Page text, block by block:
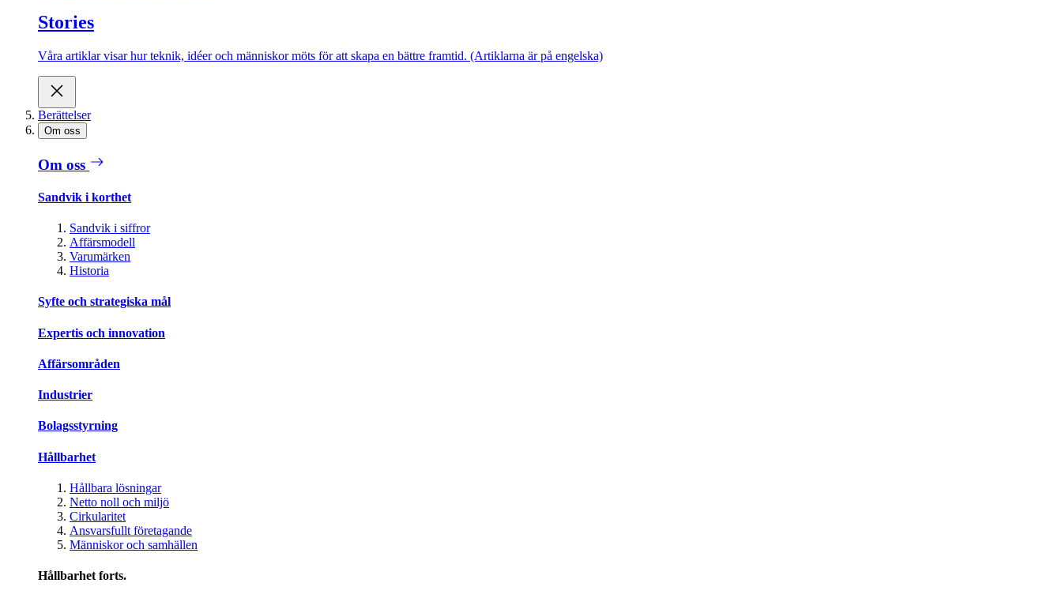
Stories
Våra artiklar visar hur teknik, idéer och människor möts för att skapa en bättre framtid. (Artiklarna är på engelska)
Berättelser
Om oss
Om oss
Sandvik i korthet
Sandvik i siffror
Affärsmodell
Varumärken
Historia
Syfte och strategiska mål
Expertis och innovation
Affärsområden
Industrier
Bolagsstyrning
Hållbarhet
Hållbara lösningar
Netto noll och miljö
Cirkularitet
Ansvarsfullt företagande
Människor och samhällen
Hållbarhet forts.